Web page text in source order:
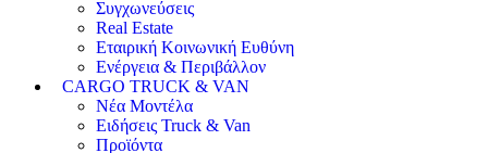
Συγχωνεύσεις
Real Estate
Εταιρική Κοινωνική Ευθύνη
Ενέργεια & Περιβάλλον
CARGO TRUCK & VAN
Νέα Μοντέλα
Ειδήσεις Truck & Van
Προϊόντα